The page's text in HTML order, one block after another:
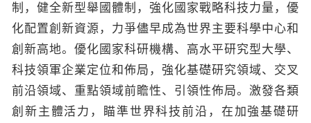
制，健全新型舉國體制，強化國家戰略科技力量，優
化配置創新資源，力爭儘早成為世界主要科學中心和
創新高地。優化國家科研機構、高水平研究型大學、
科技領軍企業定位和佈局，強化基礎研究領域、交叉
前沿領域、重點領域前瞻性、引領性佈局。激發各類
創新主體活力，瞄準世界科技前沿，在加強基礎研